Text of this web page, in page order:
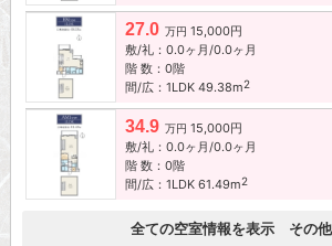
27.0 万円 15,000円
敷/礼：0.0ヶ月/0.0ヶ月
階 数：0階
間/広：1LDK 49.38m2
34.9 万円 15,000円
敷/礼：0.0ヶ月/0.0ヶ月
階 数：0階
間/広：1LDK 61.49m2
全ての空室情報を表示 その他